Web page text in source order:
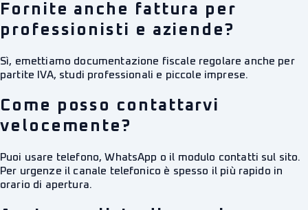
Fornite anche fattura per
professionisti e aziende?
Sì, emettiamo documentazione fiscale regolare anche per
partite IVA, studi professionali e piccole imprese.
Come posso contattarvi
velocemente?
Puoi usare telefono, WhatsApp o il modulo contatti sul sito.
Per urgenze il canale telefonico è spesso il più rapido in
orario di apertura.